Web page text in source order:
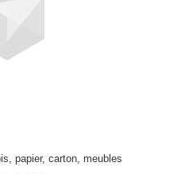
papier, carton, meubles